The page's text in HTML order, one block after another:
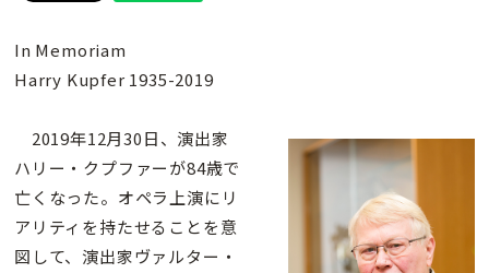
In Memoriam
Harry Kupfer 1935-2019
2019年12月30日、演出家
ハリー・クプファーが84歳で
亡くなった。オペラ上演にリ
アリティを持たせることを意
図して、演出家ヴァルター・